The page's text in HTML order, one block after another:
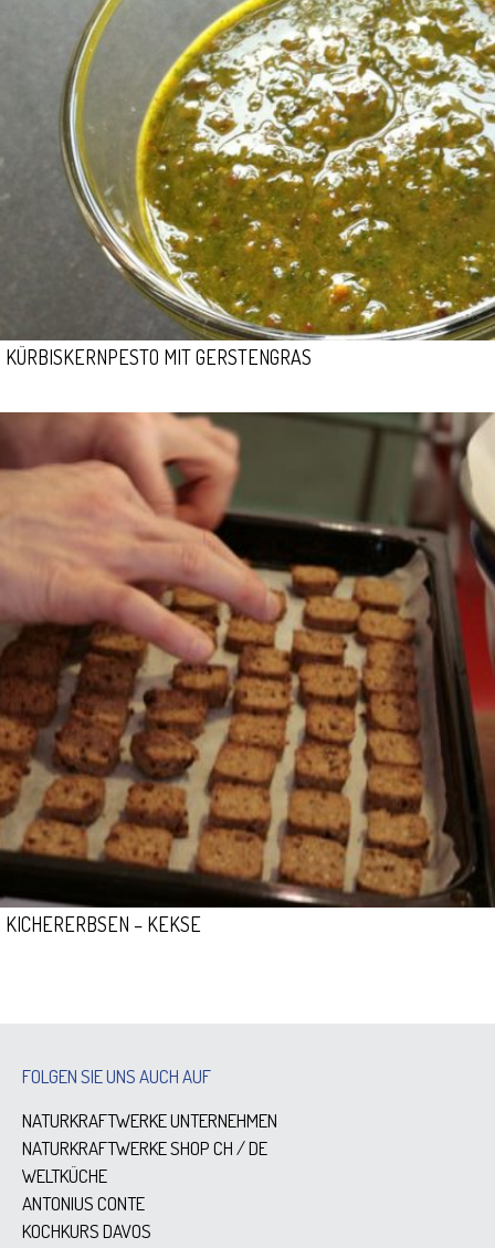
KÜRBISKERNPESTO MIT GERSTENGRAS
KICHERERBSEN – KEKSE
FOLGEN SIE UNS AUCH AUF
NATURKRAFTWERKE UNTERNEHMEN
NATURKRAFTWERKE SHOPCH/DE
WELTKÜCHE
ANTONIUS CONTE
KOCHKURS DAVOS